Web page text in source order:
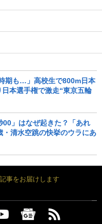
期も…」高校生で800m日本
本選手権で激走“東京五輪
」はなぜ起きた？「あれ
清水空跳の快挙のウラにあ
事をお届けします